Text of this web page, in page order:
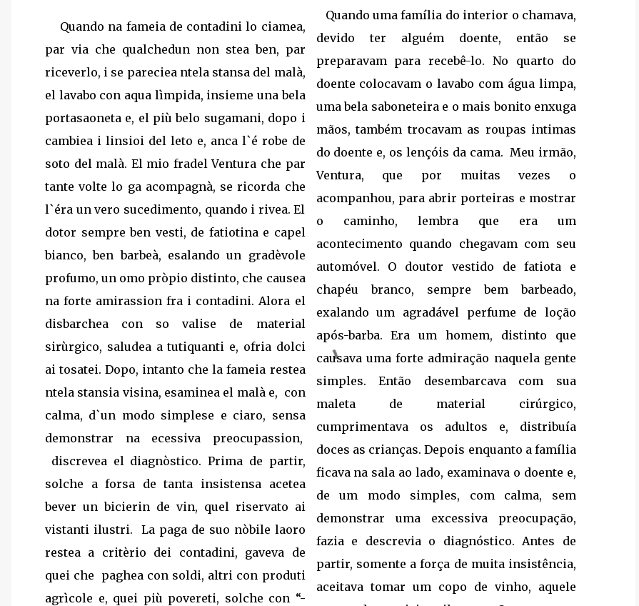
Quando na fameia de contadini lo ciamea,
par via che qualchedun non stea ben, par
riceverlo, i se pareciea ntela stansa del malà,
el lavabo con aqua lìmpida, insieme una bela
portasaoneta e, el più belo sugamani, dopo i
cambiea i linsioi del leto e, anca l`é robe de
soto del malà. El mio fradel Ventura che par
tante volte lo ga acompagnà, se ricorda che
l`éra un vero sucedimento, quando i rivea. El
dotor sempre ben vesti, de fatiotina e capel
bianco, ben barbeà, esalando un gradèvole
profumo, un omo pròpio distinto, che causea
na forte amirassion fra i contadini. Alora el
disbarchea con so valise de material
sirùrgico, saludea a tutiquanti e, ofria dolci
ai tosatei. Dopo, intanto che la fameia restea
ntela stansia visina, esaminea el malà e, con
calma, d`un modo simplese e ciaro, sensa
demonstrar na ecessiva preocupassion,
discrevea el diagnòstico. Prima de partir,
solche a forsa de tanta insistensa acetea
bever un bicierin de vin, quel riservato ai
vistanti ilustri. La paga de suo nòbile laoro
restea a critèrio dei contadini, gaveva de
quei che paghea con soldi, altri con produti
agrìcole e, quei più povereti, solche con “-
Quando uma família do interior o chamava,
devido ter alguém doente, então se
preparavam para recebê-lo. No quarto do
doente colocavam o lavabo com água limpa,
uma bela saboneteira e o mais bonito enxuga
mãos, também trocavam as roupas intimas
do doente e, os lençóis da cama. Meu irmão,
Ventura, que por muitas vezes o
acompanhou, para abrir porteiras e mostrar
o caminho, lembra que era um
acontecimento quando chegavam com seu
automóvel. O doutor vestido de fatiota e
chapéu branco, sempre bem barbeado,
exalando um agradável perfume de loção
após-barba. Era um homem, distinto que
causava uma forte admiração naquela gente
simples. Então desembarcava com sua
maleta de material cirúrgico,
cumprimentava os adultos e, distribuía
doces as crianças. Depois enquanto a família
ficava na sala ao lado, examinava o doente e,
de um modo simples, com calma, sem
demonstrar uma excessiva preocupação,
fazia e descrevia o diagnóstico. Antes de
partir, somente a força de muita insistência,
aceitava tomar um copo de vinho, aquele